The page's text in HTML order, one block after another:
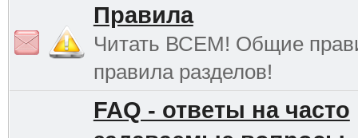
Правила
Читать ВСЕМ! Общие
правила разделов!
FAQ - ответы на часто